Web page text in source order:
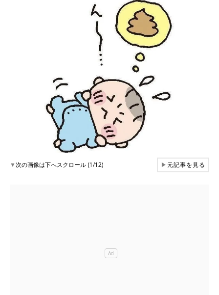
▼次の画像は下へスクロール (1/12) ▶元記事を見る